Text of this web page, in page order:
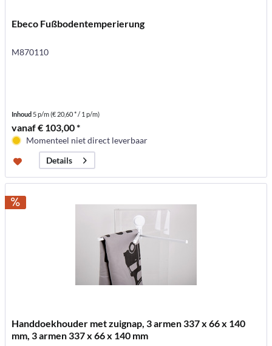
Ebeco Fußbodentemperierung
M870110
Inhoud 5 p/m(€ 20,60 * / 1 p/m)
vanaf € 103,00 *
Momenteel niet direct leverbaar
Details
Handdoekhouder met zuignap, 3 armen 337 x 66 x 140
mm, 3 armen 337 x 66 x 140 mm